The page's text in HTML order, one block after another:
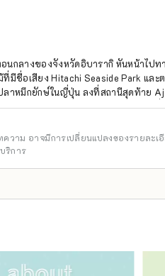
นกลางของจังหวัดอิบารากิ หันหน้าไป
มีชื่อเสียง Hitachi Seaside Park และ
าหมึกยักษ์ในญี่ปุ่น ลงที่สถานีสุดท้าย
ร้อนในโซเชียลมีเดีย ในช่วงฤดูโคเชีย
วาม อาจมีการเปลี่ยนแปลงของรายละ
ริการ